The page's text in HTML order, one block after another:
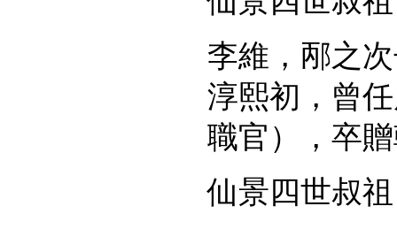
李維，邴之
淳熙初，曾
職官），卒
仙景四世叔